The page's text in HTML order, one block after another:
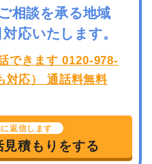
相談を承る地域
応いたします。
返信します
積もりをする